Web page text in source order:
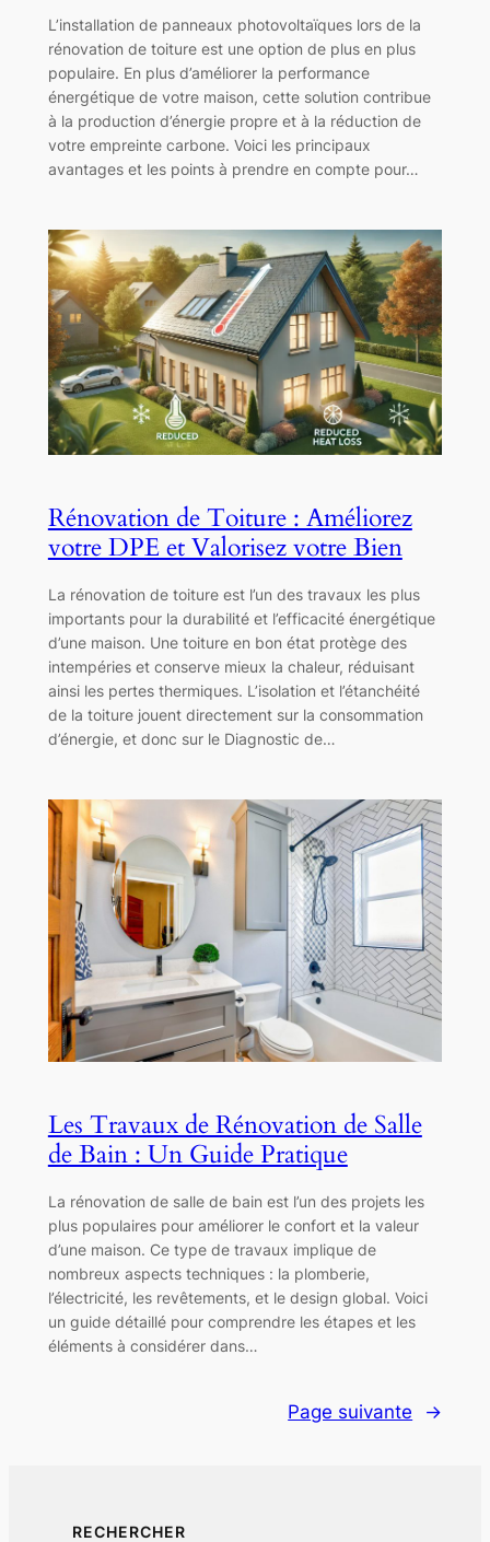
L’installation de panneaux photovoltaïques lors de la
rénovation de toiture est une option de plus en plus
populaire. En plus d’améliorer la performance
énergétique de votre maison, cette solution contribue
à la production d’énergie propre et à la réduction de
votre empreinte carbone. Voici les principaux
avantages et les points à prendre en compte pour…
Rénovation de Toiture : Améliorez
votre DPE et Valorisez votre Bien
La rénovation de toiture est l’un des travaux les plus
importants pour la durabilité et l’efficacité énergétique
d’une maison. Une toiture en bon état protège des
intempéries et conserve mieux la chaleur, réduisant
ainsi les pertes thermiques. L’isolation et l’étanchéité
de la toiture jouent directement sur la consommation
d’énergie, et donc sur le Diagnostic de…
Les Travaux de Rénovation de Salle
de Bain : Un Guide Pratique
La rénovation de salle de bain est l’un des projets les
plus populaires pour améliorer le confort et la valeur
d’une maison. Ce type de travaux implique de
nombreux aspects techniques : la plomberie,
l’électricité, les revêtements, et le design global. Voici
un guide détaillé pour comprendre les étapes et les
éléments à considérer dans…
Page suivante →
RECHERCHER